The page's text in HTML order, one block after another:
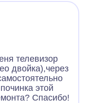
телевизор
двойка),через
этой
Спасибо!